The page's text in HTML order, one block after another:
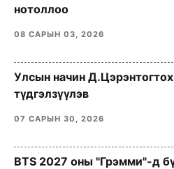
нотоллоо
08 САРЫН 03, 2026
Улсын начин
түдгэлзүүлэв
07 САРЫН 30, 2026
BTS 2027 оны "Грэмми"-д